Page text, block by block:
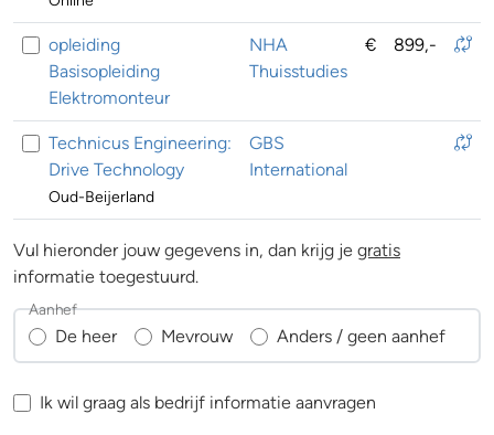
opleiding
Basisopleiding
Elektromonteur
NHA
Thuisstudies
€ 899,-
Technicus Engineering:
Drive Technology
GBS
International
Oud-Beijerland
Vul hieronder jouw gegevens in, dan krijg je gratis
informatie toegestuurd.
De heer Mevrouw Anders / geen aanhef
Aanhef
Ik wil graag als bedrijf informatie aanvragen